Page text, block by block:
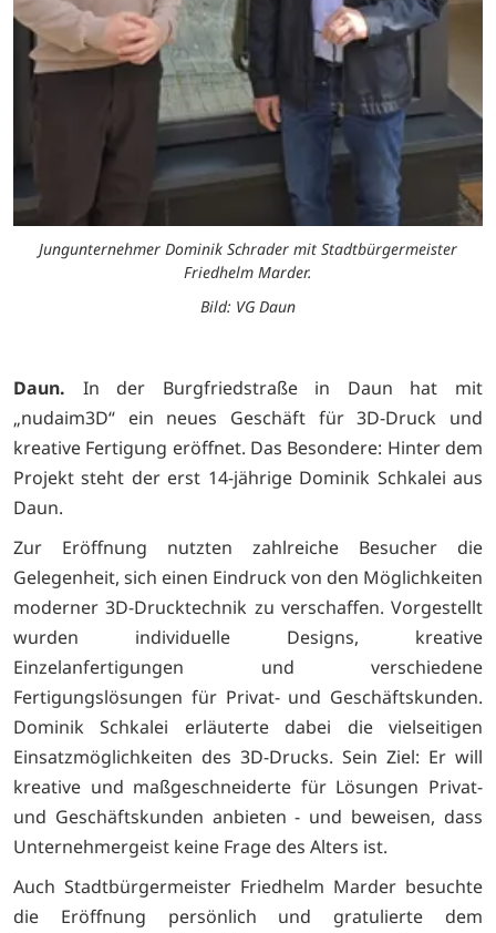
Jungunternehmer Dominik Schrader mit Stadtbürgermeister
Friedhelm Marder.
Bild: VG Daun
Daun. In der Burgfriedstraße in Daun hat mit
„nudaim3D“ ein neues Geschäft für 3D-Druck und
kreative Fertigung eröffnet. Das Besondere: Hinter dem
Projekt steht der erst 14-jährige Dominik Schkalei aus
Daun.
Zur Eröffnung nutzten zahlreiche Besucher die
Gelegenheit, sich einen Eindruck von den Möglichkeiten
moderner 3D-Drucktechnik zu verschaffen. Vorgestellt
wurden individuelle Designs, kreative
Einzelanfertigungen und verschiedene
Fertigungslösungen für Privat- und Geschäftskunden.
Dominik Schkalei erläuterte dabei die vielseitigen
Einsatzmöglichkeiten des 3D-Drucks. Sein Ziel: Er will
kreative und maßgeschneiderte für Lösungen Privat-
und Geschäftskunden anbieten - und beweisen, dass
Unternehmergeist keine Frage des Alters ist.
Auch Stadtbürgermeister Friedhelm Marder besuchte
die Eröffnung persönlich und gratulierte dem